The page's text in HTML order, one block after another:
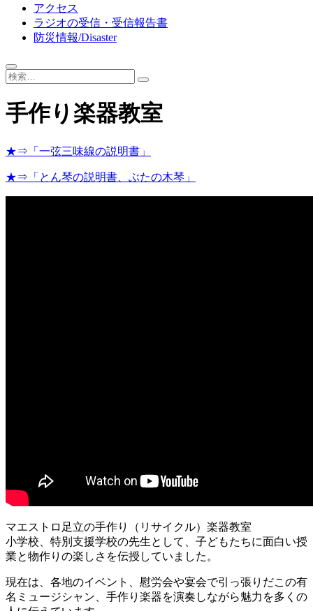
アクセス
ラジオの受信・受信報告書
防災情報/Disaster
検
手作り楽器教室
★⇒「一弦三味線の説明書」
★⇒「とん琴の説明書、ぶたの木琴」
マエストロ足立の手作り（リサイクル）楽器教室
小学校、特別支援学校の先生として、子どもたちに面白い授
業と物作りの楽しさを伝授していました。
現在は、各地のイベント、慰労会や宴会で引っ張りだこの有
名ミュージシャン、手作り楽器を演奏しながら魅力を多くの